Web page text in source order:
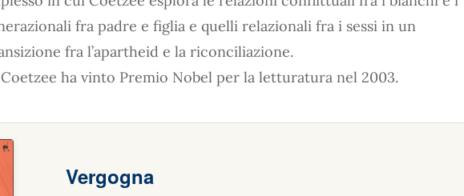
fra padre e figlia e quelli relazionali fra i sessi in un
fra l’apartheid e la riconciliazione.
ha vinto Premio Nobel per la letturatura nel 2003.
Vergogna